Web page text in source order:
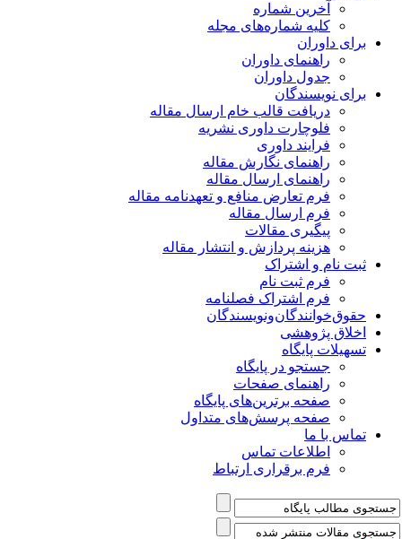
آخرین شماره
کلیه شماره‌های مجله
برای داوران
راهنمای داوران
جدول داوران
برای نویسندگان
دریافت قالب خام ارسال مقاله
فلوچارت داوری نشریه
فرایند داوری
راهنمای نگارش مقاله
راهنمای ارسال مقاله
فرم تعارض منافع و تعهدنامه مقاله
فرم ارسال مقاله
پیگیری مقالات
هزینه پردازش و انتشار مقاله
ثبت نام و اشتراک
فرم ثبت نام
فرم اشتراک فصلنامه
حقوق‌خوانندگان‌و‌نویسندگان
اخلاق پژوهشی
تسهیلات پایگاه
جستجو در پایگاه
راهنمای صفحات
صفحه برترین‌های پایگاه
صفحه پرسش‌های متداول
تماس با ما
اطلاعات تماس
فرم برقراری ارتباط